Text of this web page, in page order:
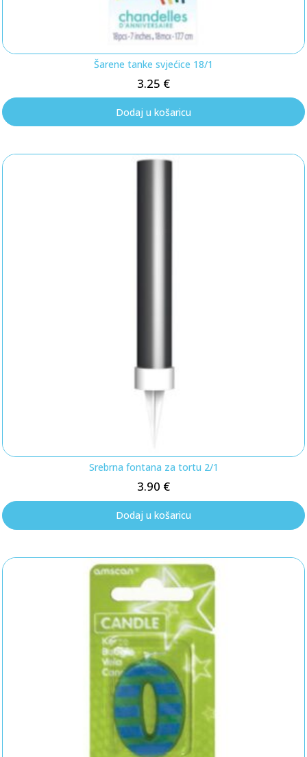
Šarene tanke svjećice 18/1
3.25 €
Dodaj u košaricu
Srebrna fontana za tortu 2/1
3.90 €
Dodaj u košaricu